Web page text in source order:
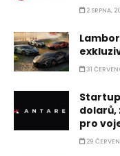
2 SRPNA,
31
dolarů,
pro
29